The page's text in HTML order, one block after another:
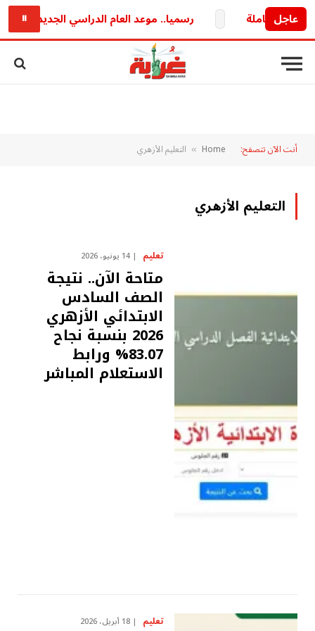
عاجل رسميا.. موعد العام الدراسي الجديد 2026/2027 وخريطة الدراسة والامتحانات كاملة ⏸
أنت الآن تتصفح: Home
» التعليم الأزهري
التعليم الأزهري
تعليم 14 يونيو، 2026
متاحة الآن.. نتيجة
الصف السادس
الابتدائي الأزهري
2026 بنسبة نجاح
83.07% ورابط
الاستعلام المباشر
تعليم 18 أبريل، 2026